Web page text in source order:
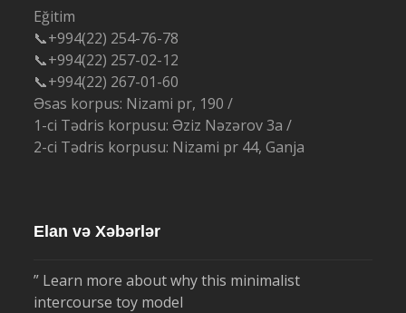
Eğitim
📞+994(22) 254-76-78
📞+994(22) 257-02-12
📞+994(22) 267-01-60
Əsas korpus: Nizami pr, 190 /
1-ci Tədris korpusu: Əziz Nəzərov 3a /
2-ci Tədris korpusu: Nizami pr 44, Ganja
Elan və Xəbərlər
” Learn more about why this minimalist
intercourse toy model